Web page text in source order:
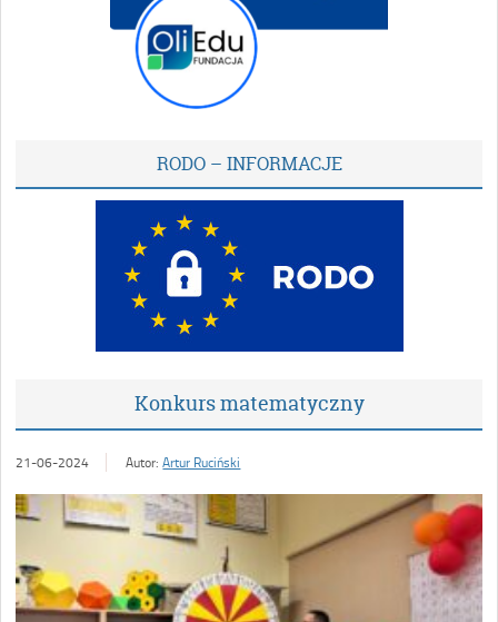
RODO – INFORMACJE
Konkurs matematyczny
21-06-2024 Autor:Artur Ruciński